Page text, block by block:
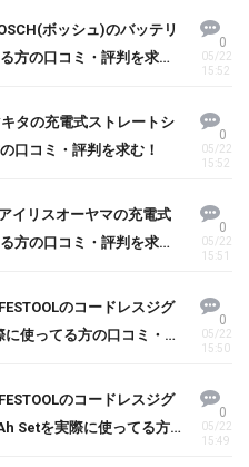
ボッシュ)のバッテリ
方の口コミ・評判を求
0
05/22
15:52
タの充電式ストレートシ
口コミ・評判を求む！
0
05/22
15:52
アイリスオーヤマの充電式
方の口コミ・評判を求
0
05/22
15:51
FESTOOLのコードレスジグ
使ってる方の口コミ・評
0
05/22
15:50
FESTOOLのコードレスジグ
Setを実際に使ってる方
0
05/22
15:49